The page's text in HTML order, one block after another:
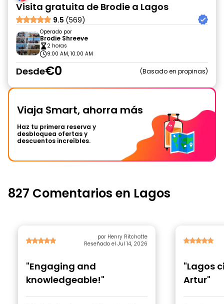
Visita gratuita de Brodie a Lagos
9.5 (569)
Operado por
Brodie Shreeve
2 horas
9:00 AM, 10:00 AM
Desde€0 Basado en propinas
Viaja Smart, ahorra más
Haz tu primera reserva y
desbloquea ofertas y
descuentos increíbles.
827 Comentarios en Lagos
por Henry Ritchotte
Reseñado el Jul 14, 2026
"Engaging and
knowledgeable!"
"Lagos
Artur"